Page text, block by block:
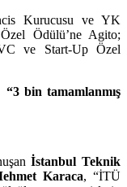
Kurucusu ve YK
Ödülü’ne Agito;
ve Start-Up Özel
“3 bin tamamlanmış
İstanbul Teknik
Karaca, “İTÜ